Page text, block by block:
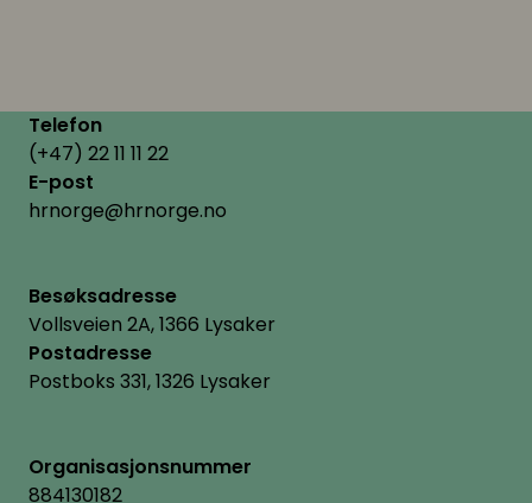
Telefon
(+47) 22 11 11 22
E-post
hrnorge@hrnorge.no
Besøksadresse
Vollsveien 2A, 1366 Lysaker
Postadresse
Postboks 331, 1326 Lysaker
Organisasjonsnummer
884130182